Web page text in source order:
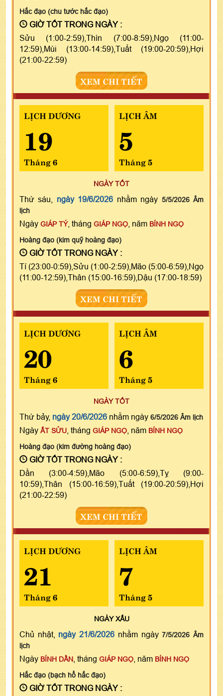
Hắc đạo (chu tước hắc đạo)
GIỜ TỐT TRONG NGÀY :
Sửu (1:00-2:59),Thìn (7:00-8:59),Ngọ (11:00-
12:59),Mùi (13:00-14:59),Tuất (19:00-20:59),Hợi
(21:00-22:59)
XEM CHI TIẾT
LỊCH DƯƠNG
19
Tháng 6
LỊCH ÂM
5
Tháng 5
NGÀY TỐT
Thứ sáu, ngày 19/6/2026 nhằm ngày 5/5/2026 Âm
lịch
Ngày GIÁP TÝ, tháng GIÁP NGỌ , năm BÍNH NGỌ
Hoàng đạo (kim quỹ hoàng đạo)
GIỜ TỐT TRONG NGÀY :
Tí (23:00-0:59),Sửu (1:00-2:59),Mão (5:00-6:59),Ngọ
(11:00-12:59),Thân (15:00-16:59),Dậu (17:00-18:59)
XEM CHI TIẾT
LỊCH DƯƠNG
20
Tháng 6
LỊCH ÂM
6
Tháng 5
NGÀY TỐT
Thứ bảy, ngày 20/6/2026 nhằm ngày 6/5/2026 Âm lịch
Ngày ẤT SỬU , tháng GIÁP NGỌ , năm BÍNH NGỌ
Hoàng đạo (kim đường hoàng đạo)
GIỜ TỐT TRONG NGÀY :
Dần (3:00-4:59),Mão (5:00-6:59),Tỵ (9:00-
10:59),Thân (15:00-16:59),Tuất (19:00-20:59),Hợi
(21:00-22:59)
XEM CHI TIẾT
LỊCH DƯƠNG
21
Tháng 6
LỊCH ÂM
7
Tháng 5
NGÀYXẤU
Chủ nhật, ngày 21/6/2026 nhằm ngày7/5/2026 Âm
lịch
Ngày BÍNH DẦN , tháng GIÁP NGỌ , năm BÍNH NGỌ
Hắc đạo (bạch hổ hắc đạo)
GIỜ TỐT TRONG NGÀY :